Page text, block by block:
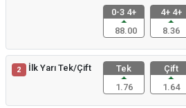
0-3 4+
88.00
4+ 4+
8.36
2 İlk Yarı Tek/Çift
Tek
1.76
Çift
1.64